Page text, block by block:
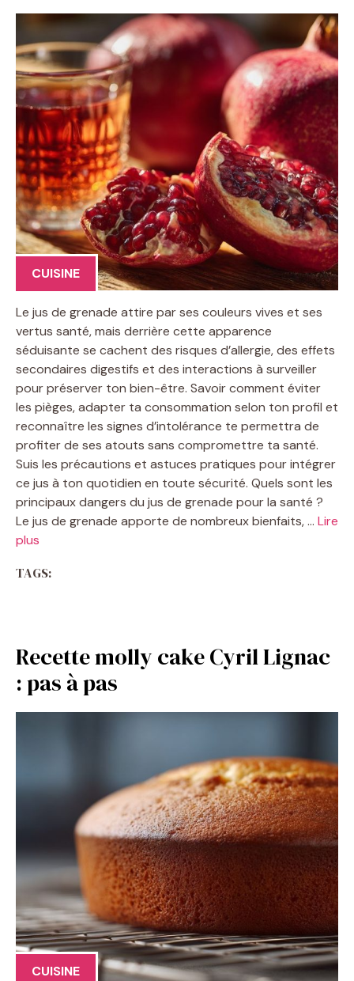
CUISINE
Le jus de grenade attire par ses couleurs vives et ses
vertus santé, mais derrière cette apparence
séduisante se cachent des risques d’allergie, des effets
secondaires digestifs et des interactions à surveiller
pour préserver ton bien-être. Savoir comment éviter
les pièges, adapter ta consommation selon ton profil et
reconnaître les signes d’intolérance te permettra de
profiter de ses atouts sans compromettre ta santé.
Suis les précautions et astuces pratiques pour intégrer
ce jus à ton quotidien en toute sécurité. Quels sont les
principaux dangers du jus de grenade pour la santé ?
Le jus de grenade apporte de nombreux bienfaits, … Lire
plus
TAGS:
Recette molly cake Cyril Lignac
: pas à pas
CUISINE